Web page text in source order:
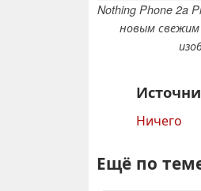
Nothing Phone 2a
новым свежим
Ничего
Ещё по